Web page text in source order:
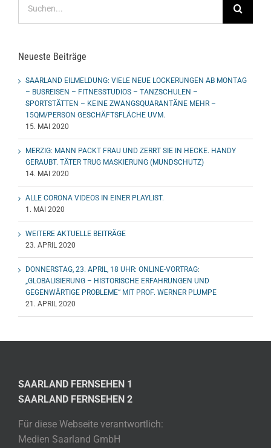
nach:
Neueste Beiträge
SAARLAND EILMELDUNG: VIELE NEUE LOCKERUNGEN AB MONTAG
– BUSREISEN – FITNESSTUDIOS – TANZSCHULEN –
SPORTSTÄTTEN – KEINE ZWANGSQUARANTÄNE MEHR –
15QM/PERSON GESCHÄFTSFLÄCHE UVM.
15. MAI 2020
MERZIG: MANN PACKT FRAU UND ZERRT SIE IN HECKE. HANDY
GERAUBT. TÄTER TRUG MASKIERUNG (MUNDSCHUTZ)
14. MAI 2020
ALLE CORONA VIDEOS IN EINER PLAYLIST.
1. MAI 2020
WEITERE AKTUELLE BEITRÄGE
23. APRIL 2020
DONNERSTAG, 23. APRIL, 18 UHR: ONLINE-VORTRAG:
„GLOBALISIERUNG – HISTORISCHE ERFAHRUNGEN UND
GEGENWÄRTIGE PROBLEME“ MIT PROF. WERNER PLUMPE
21. APRIL 2020
SAARLAND FERNSEHEN 1
SAARLAND FERNSEHEN 2
Für diese Webseite verantwortlich:
Medien Saarland GmbH